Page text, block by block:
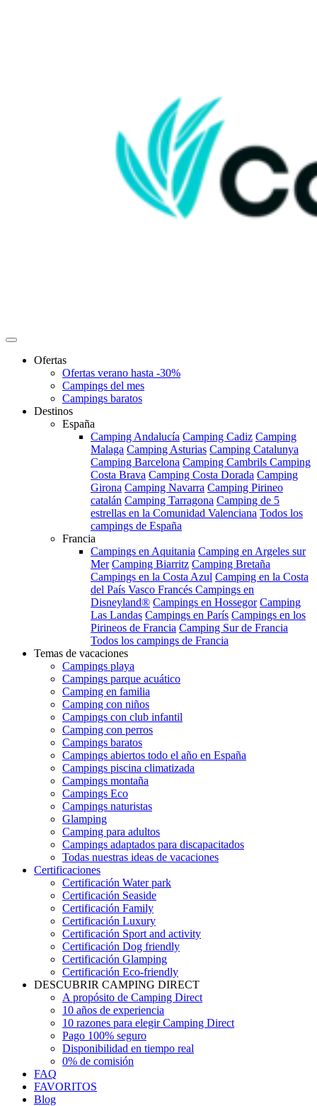
Ofertas
Ofertas verano hasta -30%
Campings del mes
Campings baratos
Destinos
España
Camping Andalucía Camping Cadiz Camping
Malaga Camping Asturias Camping Catalunya
Camping Barcelona Camping Cambrils Camping
Costa Brava Camping Costa Dorada Camping
Girona Camping Navarra Camping Pirineo
catalán Camping Tarragona Camping de 5
estrellas en la Comunidad Valenciana Todos los
campings de España
Francia
Campings en Aquitania Camping en Argeles sur
Mer Camping Biarritz Camping Bretaña
Campings en la Costa Azul Camping en la Costa
del País Vasco Francés Campings en
Disneyland® Campings en Hossegor Camping
Las Landas Campings en París Campings en los
Pirineos de Francia Camping Sur de Francia
Todos los campings de Francia
Temas de vacaciones
Campings playa
Campings parque acuático
Camping en familia
Camping con niños
Campings con club infantil
Camping con perros
Campings baratos
Campings abiertos todo el año en España
Campings piscina climatizada
Campings montaña
Campings Eco
Campings naturistas
Glamping
Camping para adultos
Campings adaptados para discapacitados
Todas nuestras ideas de vacaciones
Certificaciones
Certificación Water park
Certificación Seaside
Certificación Family
Certificación Luxury
Certificación Sport and activity
Certificación Dog friendly
Certificación Glamping
Certificación Eco-friendly
DESCUBRIR CAMPING DIRECT
A propósito de Camping Direct
10 años de experiencia
10 razones para elegir Camping Direct
Pago 100% seguro
Disponibilidad en tiempo real
0% de comisión
FAQ
FAVORITOS
Blog